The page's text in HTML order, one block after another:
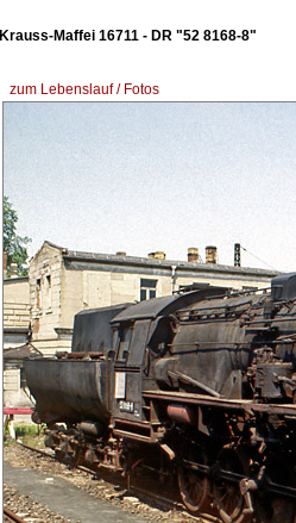
Krauss-Maffei 16711 - DR "52 8168-8"
zum Lebenslauf / Fotos